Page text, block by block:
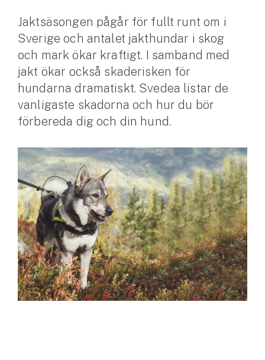
Snöskoterförsäkring
ATV-försäkring
Släpvagnsförsäkring
Husvagnsförsäkring
Motorcykel
Mc-försäkring
Märkesförsäkringar
Båt
Båtförsäkring
Märkesförsäkringar
Vattenskoterförsäkring
Jaktsäsongen pågår för fullt runt om i
Sverige och antalet jakthundar i skog
och mark ökar kraftigt. I samband med
jakt ökar också skaderisken för
hundarna dramatiskt. Svedea listar de
vanligaste skadorna och hur du bör
förbereda dig och din hund.